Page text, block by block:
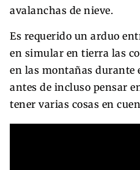
avalanchas de nieve.
Es requerido un arduo
en simular en tierra las
en las montañas durante
antes de incluso pensar
tener varias cosas en